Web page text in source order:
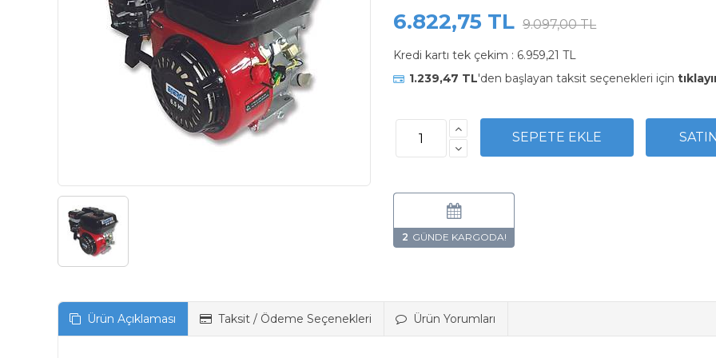
6.822,75 TL 9.097,00 TL
Kredi kartı tek çekim : 6.959,21 TL
1.239,47 TL'den başlayan taksit seçenekleri için
2
Ürün Açıklaması Taksit / Ödeme Seçenekleri Ürün Yorumları